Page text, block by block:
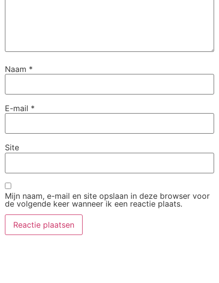
Naam *
E-mail *
Site
Mijn naam, e-mail en site opslaan in deze browser voor
de volgende keer wanneer ik een reactie plaats.